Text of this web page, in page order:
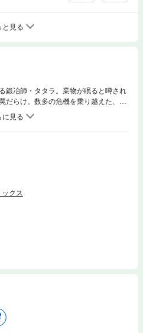
と見る
鍛冶師・タタラ。業物が眠ると噂され
だらけ。数多の危機を乗り越えた、タ
？新たな業物は呪われし吸血短
！！
クス